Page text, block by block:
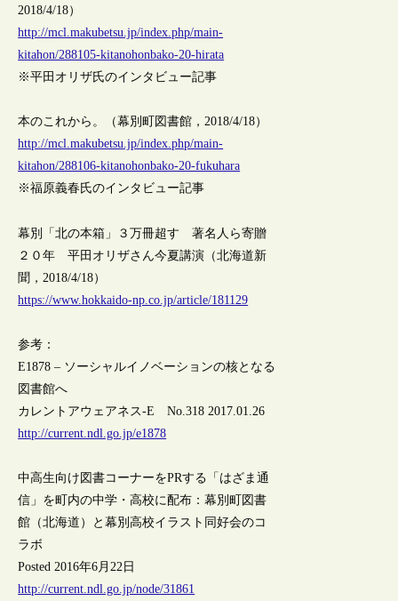
2018/4/18）
http://mcl.makubetsu.jp/index.php/main-
kitahon/288105-kitanohonbako-20-hirata
※平田オリザ氏のインタビュー記事
本のこれから。（幕別町図書館，2018/4/18）
http://mcl.makubetsu.jp/index.php/main-
kitahon/288106-kitanohonbako-20-fukuhara
※福原義春氏のインタビュー記事
幕別「北の本箱」３万冊超す 著名人ら寄贈
２０年 平田オリザさん今夏講演（北海道新
聞，2018/4/18）
https://www.hokkaido-np.co.jp/article/181129
参考：
E1878 – ソーシャルイノベーションの核となる
図書館へ
カレントアウェアネス-E No.318 2017.01.26
http://current.ndl.go.jp/e1878
中高生向け図書コーナーをPRする「はざま通
信」を町内の中学・高校に配布：幕別町図書
館（北海道）と幕別高校イラスト同好会のコ
ラボ
Posted 2016年6月22日
http://current.ndl.go.jp/node/31861